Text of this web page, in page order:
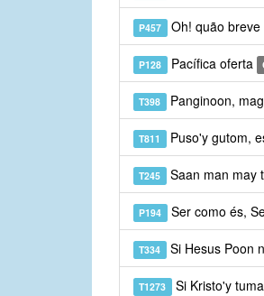
P457 Oh! quão breve
P128 Pacífica oferta
T398 Panginoon,
T811 Puso'y gutom,
T245 Saan man may
P194 Ser como és,
T334 Si Hesus Poon
T1273 Si Kristo'y